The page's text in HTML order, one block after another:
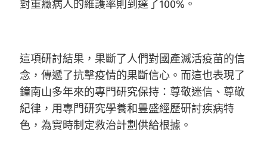
對重癥病人的維護率則到達了100%。
這項研討結果，果斷了人們對國產滅活疫苗的信
念，傳遞了抗擊疫情的果斷信心。而這也表現了
鐘南山多年來的專門研究保持：尊敬迷信、尊敬
紀律，用專門研究學養和豐盛經歷研討疾病特
色，為實時制定救治計劃供給根據。